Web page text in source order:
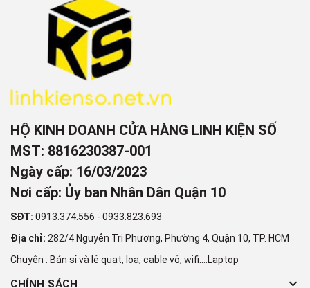
HỘ KINH DOANH CỬA HÀNG LINH KIỆN SỐ
MST: 8816230387-001
Ngày cấp: 16/03/2023
Nơi cấp: Ủy ban Nhân Dân Quận 10
SĐT: 0913.374.556 - 0933.823.693
Địa chỉ: 282/4 Nguyễn Tri Phương, Phường 4, Quận 10, TP. HCM
Chuyên : Bán sỉ và lẻ quạt, loa, cable vỏ, wifi....Laptop
CHÍNH SÁCH